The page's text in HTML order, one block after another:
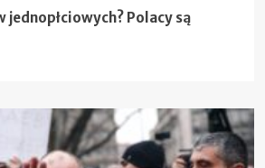
jednopłciowych? Polacy są